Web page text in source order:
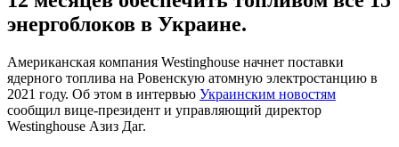
энергоблоков в Украине.
Американская компания Westinghouse начнет поставки
ядерного топлива на Ровенскую атомную электростанцию в
2021 году. Об этом в интервью Украинским новостям
сообщил вице-президент и управляющий директор
Westinghouse Азиз Даг.